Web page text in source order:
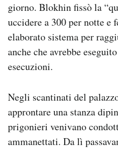
giorno. Blokhin fissò la
uccidere a 300 per notte e
elaborato sistema per
anche che avrebbe
esecuzioni.
Negli scantinati del
approntare una stanza
prigonieri venivano
ammanettati. Da lì